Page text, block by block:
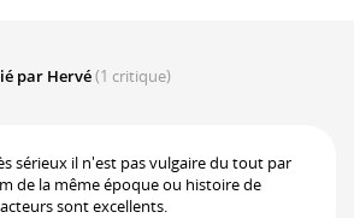
par Hervé(1 critique)
sérieux il n'est pas vulgaire du tout par
de la même époque ou histoire de
sont excellents.